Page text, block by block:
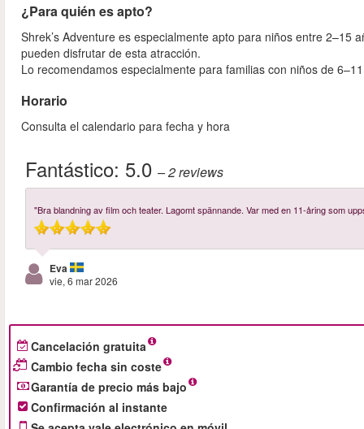
¿Para quién es apto?
Shrek’s Adventure es especialmente apto para niños entre
pueden disfrutar de esta atracción.
Lo recomendamos especialmente para familias con niños de
Horario
Consulta el calendario para fecha y hora
Fantástico: 5.0 – 2reviews
"Bra blandning av film och teater. Lagomt spännande. Var med en 11-åring som
Eva
vie, 6 mar 2026
Cancelación gratuita
Cambio fecha sin coste
Garantía de precio más bajo
Confirmación al instante